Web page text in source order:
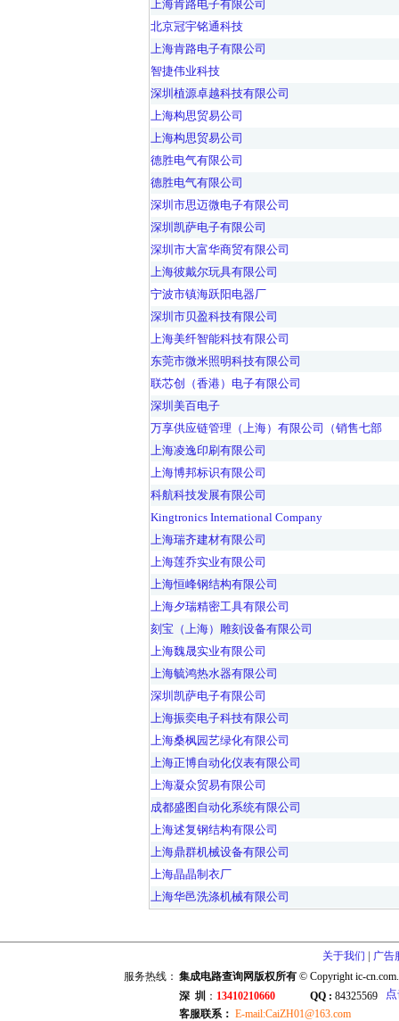
上海肯路电子有限公司
北京冠宇铭通科技
上海肯路电子有限公司
智捷伟业科技
深圳植源卓越科技有限公司
上海构思贸易公司
上海构思贸易公司
德胜电气有限公司
德胜电气有限公司
深圳市思迈微电子有限公司
深圳凯萨电子有限公司
深圳市大富华商贸有限公司
上海彼戴尔玩具有限公司
宁波市镇海跃阳电器厂
深圳市贝盈科技有限公司
上海美纤智能科技有限公司
东莞市微米照明科技有限公司
联芯创（香港）电子有限公司
深圳美百电子
万享供应链管理（上海）有限公司（销售七部
上海凌逸印刷有限公司
上海博邦标识有限公司
科航科技发展有限公司
Kingtronics International Company
上海瑞齐建材有限公司
上海莲乔实业有限公司
上海恒峰钢结构有限公司
上海夕瑞精密工具有限公司
刻宝（上海）雕刻设备有限公司
上海魏晟实业有限公司
上海毓鸿热水器有限公司
深圳凯萨电子有限公司
上海振奕电子科技有限公司
上海桑枫园艺绿化有限公司
上海正博自动化仪表有限公司
上海凝众贸易有限公司
成都盛图自动化系统有限公司
上海述复钢结构有限公司
上海鼎群机械设备有限公司
上海晶晶制衣厂
上海华邑洗涤机械有限公司
关于我们 | 广告
服务热线： 集成电路查询网版权所有 © Copyright ic-
深 圳 ： 13410210660 QQ : 84325569
客服联系： E-mail:CaiZH01@163.com